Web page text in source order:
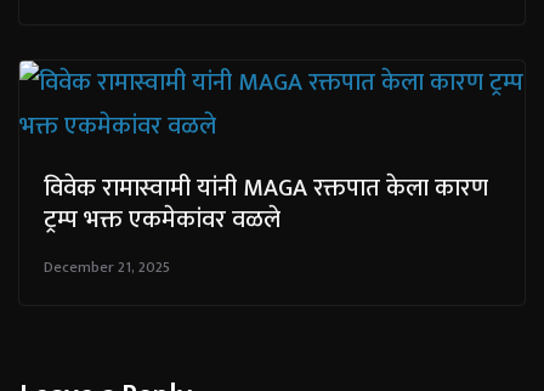
विवेक रामास्वामी यांनी MAGA रक्तपात केला कारण
ट्रम्प भक्त एकमेकांवर वळले
December 21, 2025